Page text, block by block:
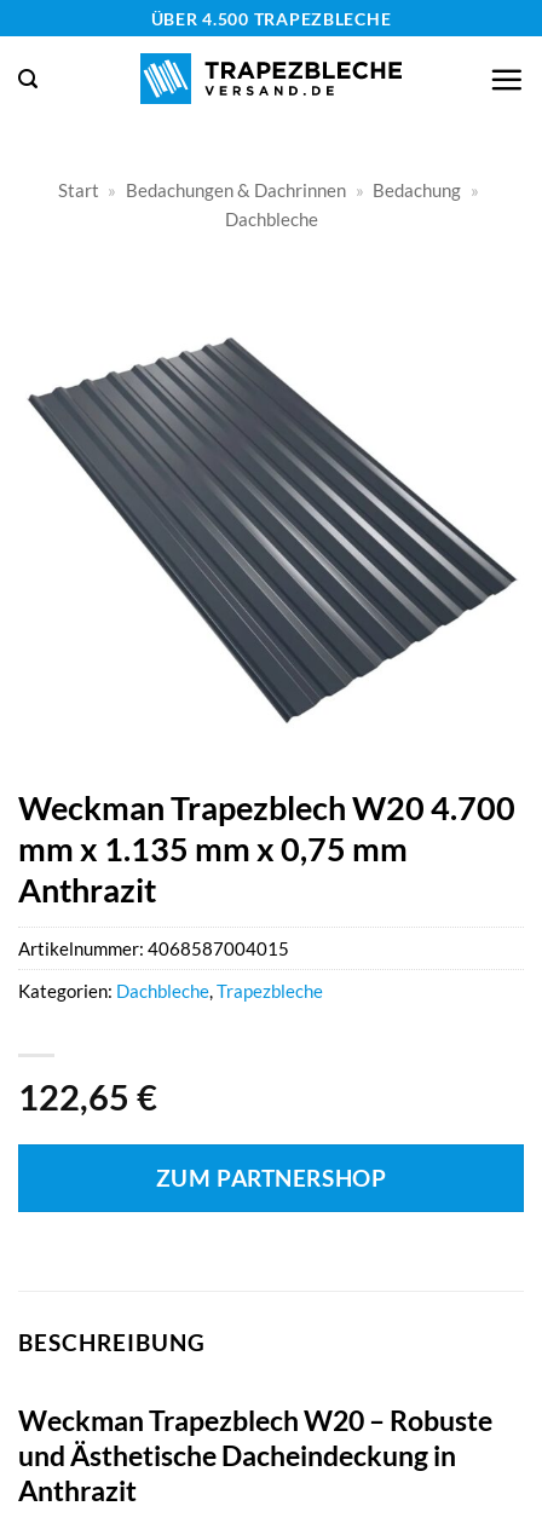
springen
ÜBER 4.500 TRAPEZBLECHE
Start » Bedachungen & Dachrinnen » Bedachung »
Dachbleche
Weckman Trapezblech W20 4.700
mm x 1.135 mm x 0,75 mm
Anthrazit
122,65 €
ZUM PARTNERSHOP
Artikelnummer: 4068587004015
Kategorien: Dachbleche,Trapezbleche
BESCHREIBUNG
Weckman Trapezblech W20 – Robuste
und Ästhetische Dacheindeckung in
Anthrazit